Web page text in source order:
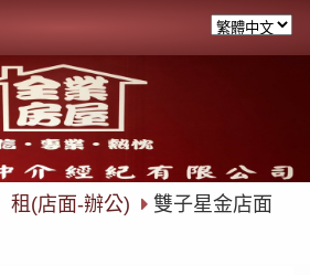
租(店面-辦公)
雙子星金店面